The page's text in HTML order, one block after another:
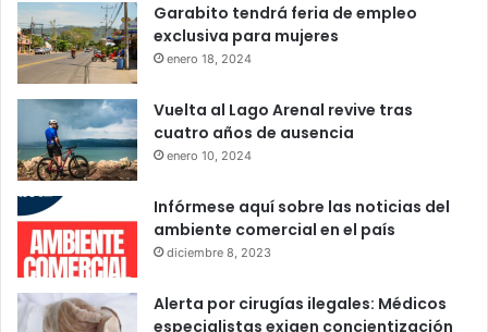
Garabito tendrá feria de empleo
exclusiva para mujeres
enero 18, 2024
Vuelta al Lago Arenal revive tras
cuatro años de ausencia
enero 10, 2024
Infórmese aquí sobre las noticias del
ambiente comercial en el país
diciembre 8, 2023
Alerta por cirugías ilegales: Médicos
especialistas exigen concientización